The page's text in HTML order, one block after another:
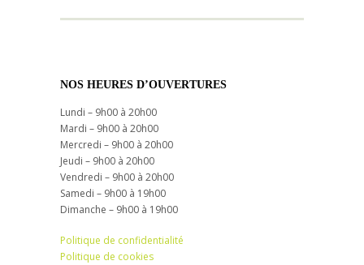
NOS HEURES D’OUVERTURES
Lundi – 9h00 à 20h00
Mardi – 9h00 à 20h00
Mercredi – 9h00 à 20h00
Jeudi – 9h00 à 20h00
Vendredi – 9h00 à 20h00
Samedi – 9h00 à 19h00
Dimanche – 9h00 à 19h00
Politique de confidentialité
Politique de cookies